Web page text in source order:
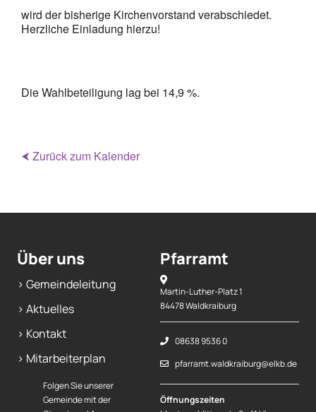
wird der bisherige Kirchenvorstand verabschiedet.
Herzliche Einladung hierzu!
Die Wahlbeteiligung lag bei 14,9 %.
⮜ Zurück zum Kalender
Über uns
> Gemeindeleitung
> Aktuelles
> Kontakt
> Mitarbeiterplan
Folgen Sie unserer
Gemeinde mit der
Pfarramt
Martin-Luther-Platz 1
84478 Waldkraiburg
08638 9536 0
pfarramt.waldkraiburg@elkb.de
Öffnungszeiten